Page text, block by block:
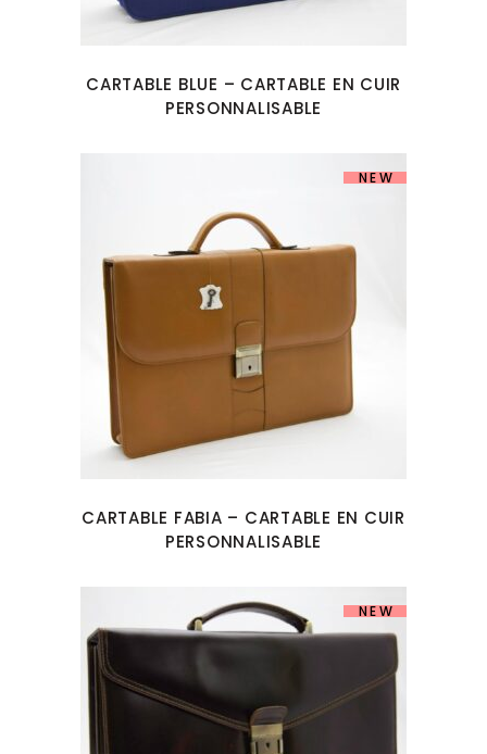
CARTABLE BLUE – CARTABLE EN CUIR
PERSONNALISABLE
NEW
CARTABLE FABIA – CARTABLE EN CUIR
PERSONNALISABLE
NEW